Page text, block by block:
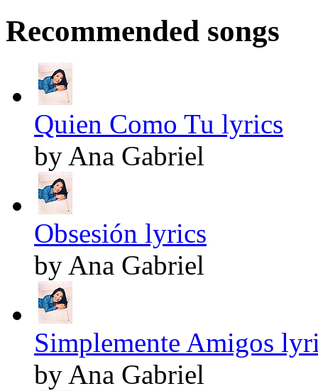
Recommended songs
Quien Como Tu lyrics
by Ana Gabriel
Obsesión lyrics
by Ana Gabriel
Simplemente Amigos
by Ana Gabriel